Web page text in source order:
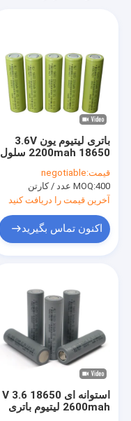
باتری لیتیوم یون 3.6V
2200mah 18650 سلول
قیمت:negotiable
MOQ:400 عدد / کارتن
آخرین قیمت را دریافت کنید
اکنون تماس بگیرید
استوانه ای 18650 3.6 V
2600mah لیتیوم باتری